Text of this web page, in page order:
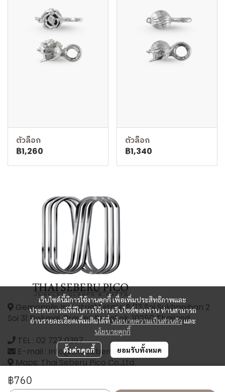
ตัวล็อก
฿1,260
ตัวล็อก
฿1,340
฿760
เว็บไซต์นี้มีการใช้งานคุกกี้ เพื่อเพิ่มประสิทธิภาพและ
ประสบการณ์ที่ดีในการใช้งานเว็บไซต์ของท่าน ท่านสามารถ
อ่านรายละเอียดเพิ่มเติมได้ที่นโยบายความเป็นส่วนตัวและ
นโยบายคุกกี้
ตั้งค่าคุกกี้ ยอมรับทั้งหมด
Gemopolis Industrial Estate 8/13 Soi Sukhapiban 2
Soi 31 Dokmai, Prawes Bangkok, 10250 Thailand
TEL : 02 727 0397
E-mail : info@thaiseberupico.com
Maps: Thai Seberu Pico Co.,Ltd.